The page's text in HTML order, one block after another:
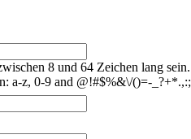
8 und 64 Zeichen lang sein.
a-z, 0-9 and @!#$%&\/()=-_?+*.,:;